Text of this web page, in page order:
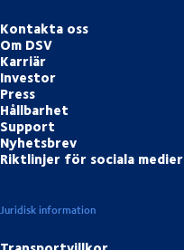
Kontakta oss
Om DSV
Karriär
Investor
Press
Hållbarhet
Support
Nyhetsbrev
Riktlinjer för sociala medier
Juridisk information